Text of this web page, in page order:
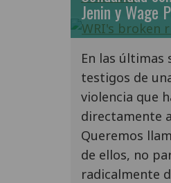
Jenin y Wage
En las últimas
testigos de
violencia que
directamente
Queremos
de ellos, no
radicalmente